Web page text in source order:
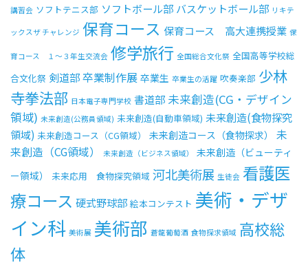
講習会 ソフトテニス部 ソフトボール部 バスケットボール部 リキテ
ックスザ チャレンジ 保育コース 保育コース 高大連携授業 保
育コース １～３年生交流会 修学旅行 全国総合文化祭 全国高等学校総
合文化祭 剣道部卒業制作展 卒業生 卒業生の活躍 吹奏楽部 少林
寺拳法部 日本電子専門学校 書道部 未来創造(CG・デザイン
領域) 未来創造(公務員領域) 未来創造(自動車領域) 未来創造(食物探究
領域) 未来創造コース（CG領域） 未来創造コース（食物探求）
未
来創造（CG領域）
未来創造（ビジネス領域）
未来創造（ビューティ
ー領域）
未来応用 食物探究領域 河北美術展 生徒会 看護医
療コース 硬式野球部 絵本コンテスト 美術・デザ
イン科 美術展 美術部 蒼龍葡萄酒 食物探求領域 高校総
体